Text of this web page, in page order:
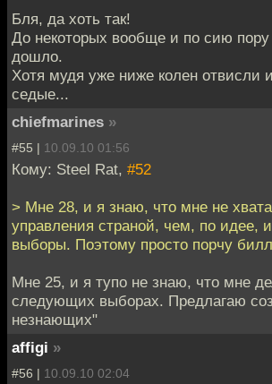
Бля, да хоть так!
До некоторых вообще и по сию
дошло.
Хотя мудя уже ниже колен отвисли
седые...
chiefmarines »
#55 | 10.09.10 01:56
Кому: Steel Rat, #52
> Мне 28, и я знаю, что мне не
управления страной, чем, по идее,
выборы. Поэтому просто порчу
Мне 25, и я тупо не знаю, что мне
следующих выборах. Предлагаю
незнающих"
affigi »
#56 | 10.09.10 02:04